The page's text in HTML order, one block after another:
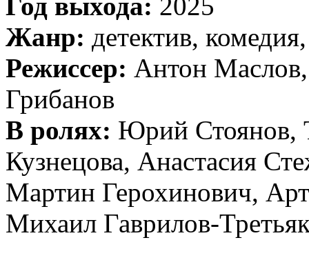
Жанр: детектив,
Режиссер: Антон
Грибанов
В ролях: Юрий Стоянов,
Кузнецова, Анастасия
Мартин Герохинович,
Михаил Гаврилов-